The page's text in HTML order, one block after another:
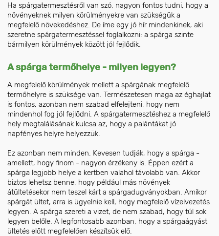
Ha spárgatermesztésről van szó, nagyon fontos tudni, hogy a
növényeknek milyen körülményekre van szükségük a
megfelelő növekedéshez. De íme egy jó hír mindenkinek, aki
szeretne spárgatermesztéssel foglalkozni: a spárga szinte
bármilyen körülmények között jól fejlődik.
A spárga termőhelye - milyen legyen?
A megfelelő körülmények mellett a spárgának megfelelő
termőhelyre is szüksége van. Természetesen maga az éghajlat
is fontos, azonban nem szabad elfelejteni, hogy nem
mindenhol fog jól fejlődni. A spárgatermesztéshez a megfelelő
hely megtalálásának kulcsa az, hogy a palántákat jó
napfényes helyre helyezzük.
Ez azonban nem minden. Kevesen tudják, hogy a spárga -
amellett, hogy finom - nagyon érzékeny is. Éppen ezért a
spárga legjobb helye a kertben valahol távolabb van. Akkor
biztos lehetsz benne, hogy például más növények
átültetésekor nem teszel kárt a spárgadugványokban. Amikor
spárgát ültet, arra is ügyelnie kell, hogy megfelelő vízelvezetés
legyen. A spárga szereti a vizet, de nem szabad, hogy túl sok
legyen belőle. A legfontosabb azonban, hogy a spárgaágyást
ültetés előtt megfelelően készítsük elő.